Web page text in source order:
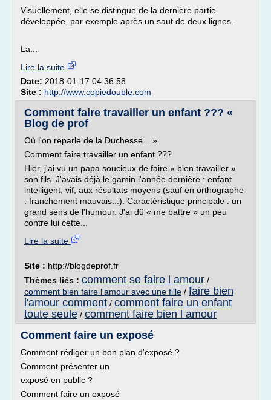
Visuellement, elle se distingue de la dernière partie
développée, par exemple après un saut de deux lignes.
La...
Lire la suite
Date: 2018-01-17 04:36:58
Site : http://www.copiedouble.com
Comment faire travailler un enfant ??? «
Blog de prof
Où l'on reparle de la Duchesse... »
Comment faire travailler un enfant ???
Hier, j'ai vu un papa soucieux de faire « bien travailler »
son fils. J'avais déjà le gamin l'année dernière : enfant
intelligent, vif, aux résultats moyens (sauf en orthographe
: franchement mauvais...). Caractéristique principale : un
grand sens de l'humour. J'ai dû « me battre » un peu
contre lui cette...
Lire la suite
Site : http://blogdeprof.fr
Thèmes liés : comment se faire l amour /
comment bien faire l'amour avec une fille / faire bien
l'amour comment / comment faire un enfant
toute seule / comment faire bien l amour
Comment faire un exposé
Comment rédiger un bon plan d'exposé ?
Comment présenter un
exposé en public ?
Comment faire un exposé